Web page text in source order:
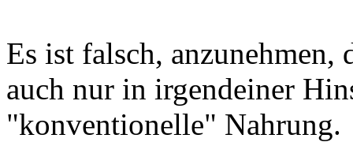
Es ist falsch, anzunehmen,
auch nur in irgendeiner
"konventionelle"